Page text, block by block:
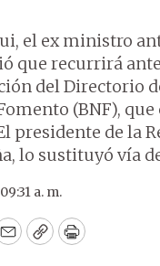
el ex ministro
que recurrirá
del Directorio
(BNF),
presidente de la
lo sustituyó vía
a. m.
EmailCopyPrint